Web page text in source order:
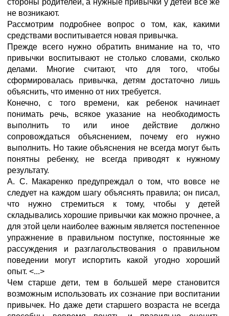
стороны родителей, а нужные привычки у детей все же
не возникают.
Рассмотрим подробнее вопрос о том, как, какими
средствами воспитывается новая привычка.
Прежде всего нужно обратить внимание на то, что
привычки воспитывают не столько словами, сколько
делами. Многие считают, что для того, чтобы
сформировалась привычка, детям достаточно лишь
объяснить, что именно от них требуется.
Конечно, с того времени, как ребенок начинает
понимать речь, всякое указание на необходимость
выполнить то или иное действие должно
сопровождаться объяснением, почему его нужно
выполнить. Но такие объяснения не всегда могут быть
понятны ребенку, не всегда приводят к нужному
результату.
А. С. Макаренко предупреждал о том, что вовсе не
следует на каждом шагу объяснять правила; он писал,
что нужно стремиться к тому, чтобы у детей
складывались хорошие привычки как можно прочнее, а
для этой цели наиболее важным является постепенное
упражнение в правильном поступке, постоянные же
рассуждения и разглагольствования о правильном
поведении могут испортить какой угодно хороший
опыт. <...>
Чем старше дети, тем в большей мере становится
возможным использовать их сознание при воспитании
привычек. Но даже дети старшего возраста не всегда